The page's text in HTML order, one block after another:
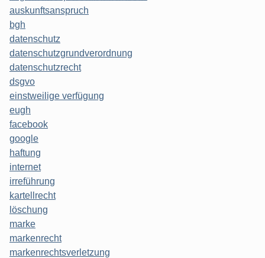
auskunftsanspruch
bgh
datenschutz
datenschutzgrundverordnung
datenschutzrecht
dsgvo
einstweilige verfügung
eugh
facebook
google
haftung
internet
irreführung
kartellrecht
löschung
marke
markenrecht
markenrechtsverletzung